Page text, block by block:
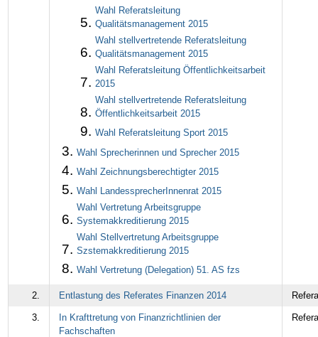
Wahl Referatsleitung
Qualitätsmanagement 2015
Wahl stellvertretende Referatsleitung
Qualitätsmanagement 2015
Wahl Referatsleitung Öffentlichkeitsarbeit
2015
Wahl stellvertretende Referatsleitung
Öffentlichkeitsarbeit 2015
Wahl Referatsleitung Sport 2015
Wahl Sprecherinnen und Sprecher 2015
Wahl Zeichnungsberechtigter 2015
Wahl LandessprecherInnenrat 2015
Wahl Vertretung Arbeitsgruppe
Systemakkreditierung 2015
Wahl Stellvertretung Arbeitsgruppe
Szstemakkreditierung 2015
Wahl Vertretung (Delegation) 51. AS fzs
2. Entlastung des Referates Finanzen 2014
3.
In Krafttretung von Finanzrichtlinien der
Fachschaften